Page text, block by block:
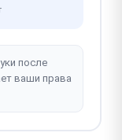
после
ваши права